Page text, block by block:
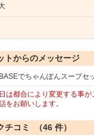
トからのメッセージ
でちゃんぽんスープセ
は都合により変更する事
をお願いします。
チコミ （46 件）